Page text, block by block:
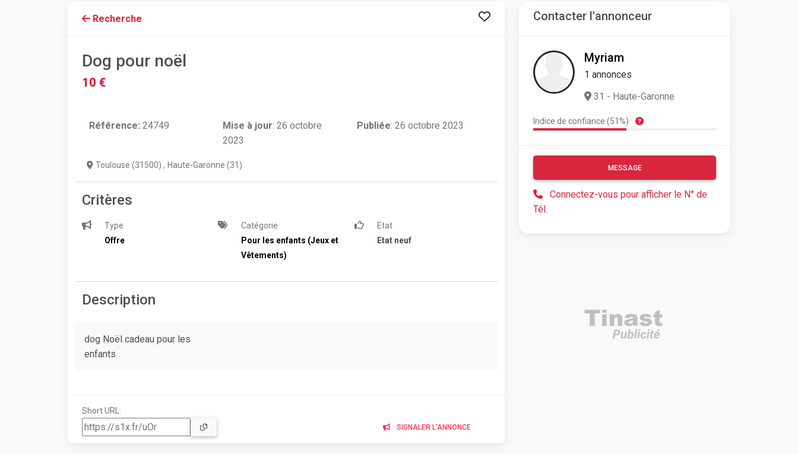
Recherche
Dog pour noël
10 €
Référence: 24749 Mise à jour:26 octobre
2023
Publiée: 26 octobre 2023
Toulouse (31500) , Haute-Garonne (31)
Critères
Type
Offre
Catégorie
Pour les enfants (Jeux et
Vêtements)
Etat
Etat neuf
Description
dog Noël cadeau pour les
enfants
Short URL:
SIGNALER L'ANNONCE
Contacter l'annonceur
Myriam
1 annonces
31 - Haute-Garonne
Indice de confiance (51%)
MESSAGE
Connectez-vous pour afficher le N° de
Tél.